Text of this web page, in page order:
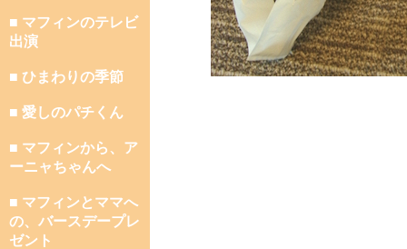
■ マフィンのテレビ
出演
■ ひまわりの季節
■ 愛しのパチくん
■ マフィンから、ア
ーニャちゃんへ
■ マフィンとママへ
の、バースデープレ
ゼント